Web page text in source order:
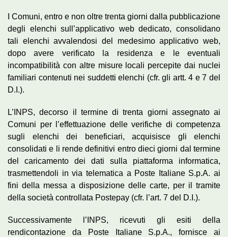
I Comuni, entro e non oltre trenta giorni dalla pubblicazione
degli elenchi sull’applicativo web dedicato, consolidano
tali elenchi avvalendosi del medesimo applicativo web,
dopo avere verificato la residenza e le eventuali
incompatibilità con altre misure locali percepite dai nuclei
familiari contenuti nei suddetti elenchi (cfr. gli artt. 4 e 7 del
D.I.).
L’INPS, decorso il termine di trenta giorni assegnato ai
Comuni per l’effettuazione delle verifiche di competenza
sugli elenchi dei beneficiari, acquisisce gli elenchi
consolidati e li rende definitivi entro dieci giorni dal termine
del caricamento dei dati sulla piattaforma informatica,
trasmettendoli in via telematica a Poste Italiane S.p.A. ai
fini della messa a disposizione delle carte, per il tramite
della società controllata Postepay (cfr. l’art. 7 del D.I.).
Successivamente l’INPS, ricevuti gli esiti della
rendicontazione da Poste Italiane S.p.A., fornisce ai